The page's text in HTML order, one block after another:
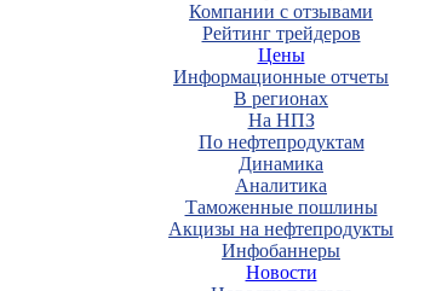
Компании с отзывами
Рейтинг трейдеров
Цены
Информационные отчеты
В регионах
На НПЗ
По нефтепродуктам
Динамика
Аналитика
Таможенные пошлины
Акцизы на нефтепродукты
Инфобаннеры
Новости